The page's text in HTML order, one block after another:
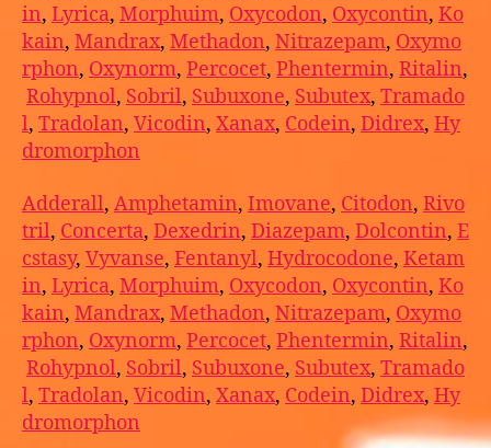
in, Lyrica, Morphuim, Oxycodon, Oxycontin, Ko
kain, Mandrax, Methadon, Nitrazepam, Oxymo
rphon, Oxynorm, Percocet, Phentermin, Ritalin,
Rohypnol, Sobril, Subuxone, Subutex, Tramado
l, Tradolan, Vicodin, Xanax, Codein, Didrex, Hy
dromorphon
Adderall, Amphetamin, Imovane, Citodon, Rivo
tril, Concerta, Dexedrin, Diazepam, Dolcontin, E
cstasy, Vyvanse, Fentanyl, Hydrocodone, Ketam
in, Lyrica, Morphuim, Oxycodon, Oxycontin, Ko
kain, Mandrax, Methadon, Nitrazepam, Oxymo
rphon, Oxynorm, Percocet, Phentermin, Ritalin,
Rohypnol, Sobril, Subuxone, Subutex, Tramado
l, Tradolan, Vicodin, Xanax, Codein, Didrex, Hy
dromorphon